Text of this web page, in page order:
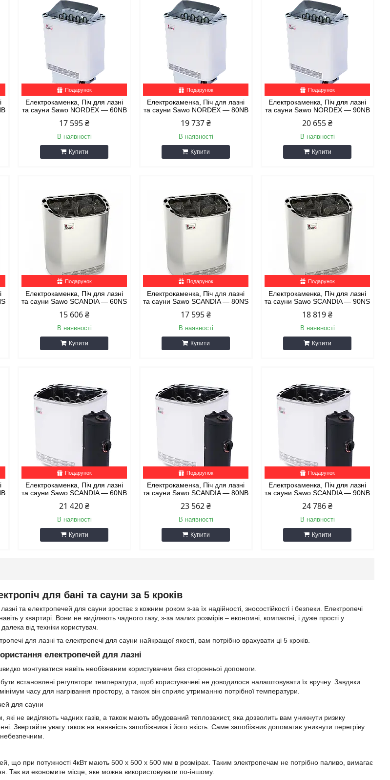
Подарунок
Електрокаменка, Піч для лазні
та сауни Sawo NORDEX — 60NB
17 595 ₴
В наявності
Купити
Подарунок
Електрокаменка, Піч для лазні
та сауни Sawo NORDEX — 80NB
19 737 ₴
В наявності
Купити
Подарунок
Електрокаменка, Піч для лазні
та сауни Sawo NORDEX — 90NB
20 655 ₴
В наявності
Купити
Подарунок
Електрокаменка, Піч для лазні
та сауни Sawo SCANDIA — 60NS
15 606 ₴
В наявності
Купити
Подарунок
Електрокаменка, Піч для лазні
та сауни Sawo SCANDIA — 80NS
17 595 ₴
В наявності
Купити
Подарунок
Електрокаменка, Піч для лазні
та сауни Sawo SCANDIA — 90NS
18 819 ₴
В наявності
Купити
Подарунок
Електрокаменка, Піч для лазні
та сауни Sawo SCANDIA — 60NB
21 420 ₴
В наявності
Купити
Подарунок
Електрокаменка, Піч для лазні
та сауни Sawo SCANDIA — 80NB
23 562 ₴
В наявності
Купити
Подарунок
Електрокаменка, Піч для лазні
та сауни Sawo SCANDIA — 90NB
24 786 ₴
В наявності
Купити
для бані та сауни за 5 кроків
та електропечей для сауни зростає з кожним роком з-за їх надійності, зносостійкості і безпеки. Електропечі
у квартирі. Вони не виділяють чадного газу, з-за малих розмірів – економні, компактні, і дуже прості у
від техніки користувач.
для лазні та електропечі для сауни найкращої якості, вам потрібно врахувати ці 5 кроків.
електропечей для лазні
монтуватися навіть необізнаним користувачем без сторонньої допомоги.
встановлені регулятори температури, щоб користувачеві не доводилося налаштовувати їх вручну. Завдяки
часу для нагрівання простору, а також він сприяє утриманню потрібної температури.
для сауни
не виділяють чадних газів, а також мають вбудований теплозахист, яка дозволить вам уникнути ризику
Звертайте увагу також на наявність запобіжника і його якість. Саме запобіжник допомагає уникнути перегріву
що при потужності 4кВт мають 500 x 500 x 500 мм в розмірах. Таким электропечам не потрібно паливо, вимагає
Так ви економите місце, яке можна використовувати по-іншому.